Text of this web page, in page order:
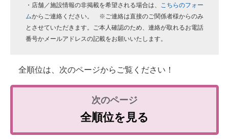
・店舗／施設情報の非掲載を希望される場合は、 こちらのフォー
ムからご連絡ください。 ※ご連絡は直接のご関係者様からのみ
とさせていただきます。ご本人確認のため、連絡が取れるお電話
番号かメールアドレスの記載をお願いいたします。
全順位は、次のページからご覧ください！
全順位を見る